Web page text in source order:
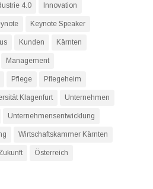
4.0 Innovation
Keynote Speaker
Kunden Kärnten
Management
Pflege Pflegeheim
Klagenfurt Unternehmen
Unternehmensentwicklung
Wirtschaftskammer Kärnten
Österreich